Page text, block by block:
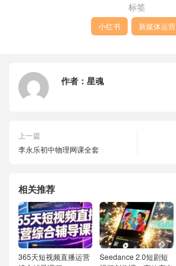
标签
小红书 新媒体运营
作者： 星魂
上一篇
李永乐初中物理网课全套
相关推荐
365天短视频直播运营
Seedance 2.0短剧短